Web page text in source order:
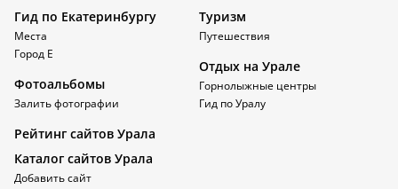
Гид по Екатеринбургу
Места
Город Е
Фотоальбомы
Залить фотографии
Туризм
Путешествия
Отдых на Урале
Горнолыжные центры
Гид по Уралу
Рейтинг сайтов Урала
Каталог сайтов Урала
Добавить сайт